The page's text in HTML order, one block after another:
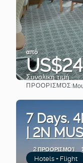
από
Συνολική τιμή
ΠΡΟΟΡΙΣΜΌΣ:
7 Days.
| 2N
2 ΠΡΟΟΡΙΣΜΟΊ
Hotels + Flight